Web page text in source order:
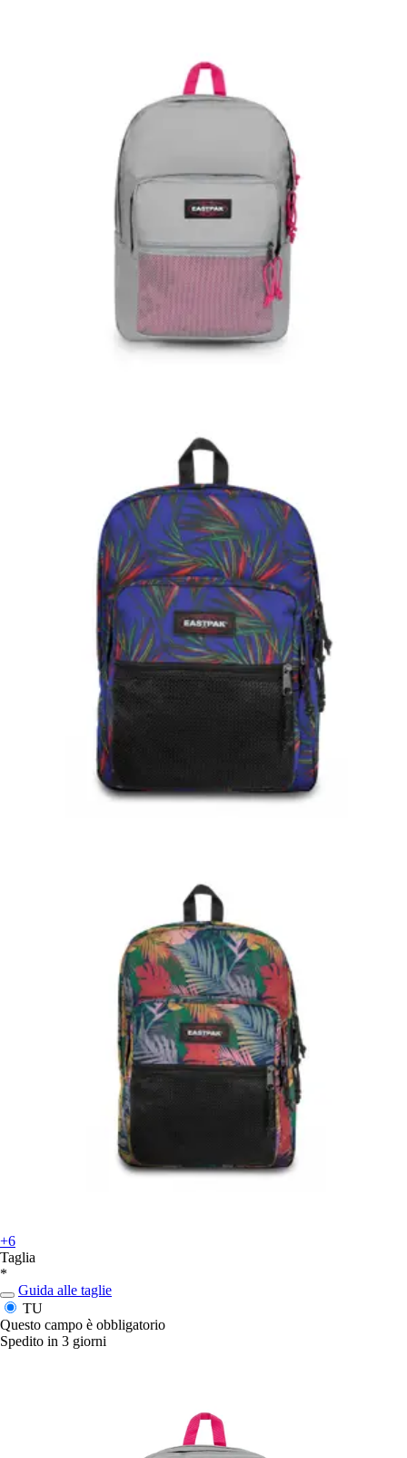
+6
Taglia
*
Guida alle taglie
TU
Questo campo è obbligatorio
Spedito in 3 giorni